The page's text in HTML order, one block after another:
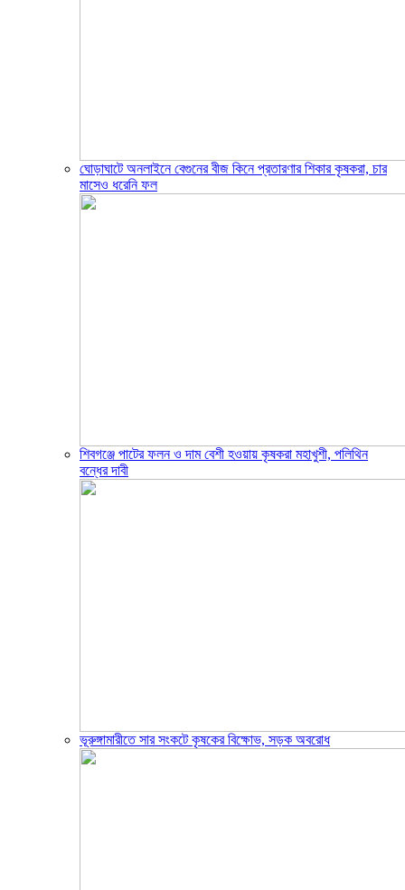
ঘোড়াঘাটে অনলাইনে বেগুনের বীজ কিনে প্রতারণার শিকার কৃষকরা, চার
মাসেও ধরেনি ফল
শিবগঞ্জে পাটের ফলন ও দাম বেশী হওয়ায় কৃষকরা মহাখুশী, পলিথিন
বন্ধের দাবী
ভূরুঙ্গামারীতে সার সংকটে কৃষকের বিক্ষোভ, সড়ক অবরোধ